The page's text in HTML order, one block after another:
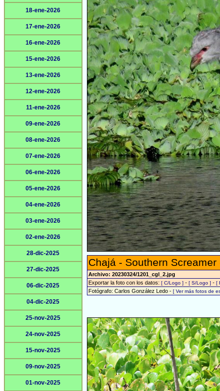
18-ene-2026
17-ene-2026
16-ene-2026
15-ene-2026
13-ene-2026
12-ene-2026
11-ene-2026
09-ene-2026
08-ene-2026
07-ene-2026
06-ene-2026
05-ene-2026
04-ene-2026
03-ene-2026
02-ene-2026
28-dic-2025
27-dic-2025
06-dic-2025
04-dic-2025
25-nov-2025
24-nov-2025
15-nov-2025
09-nov-2025
01-nov-2025
Chajá - Southern
Archivo: 20230324/1201_cgl_2.jpg
Exportar la foto con los datos: [ C/Logo ] - [ S/Logo ] - [
Fotógrafo: Carlos González Ledo - [ Ver más fotos de